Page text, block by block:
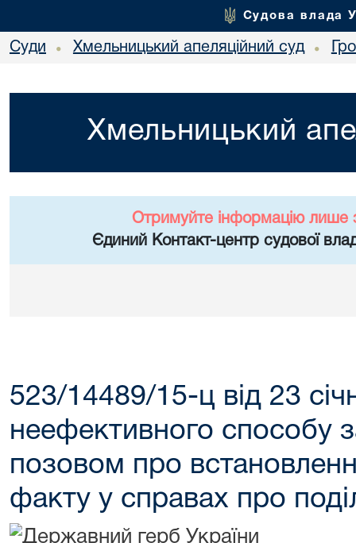
Судова влада
Суди • Хмельницький апеляційний суд •
Хмельницький
Отримуйте інформацію лише
Єдиний Контакт-центр судової
523/14489/15-ц від 23
неефективного способу
позовом про
факту у справах про